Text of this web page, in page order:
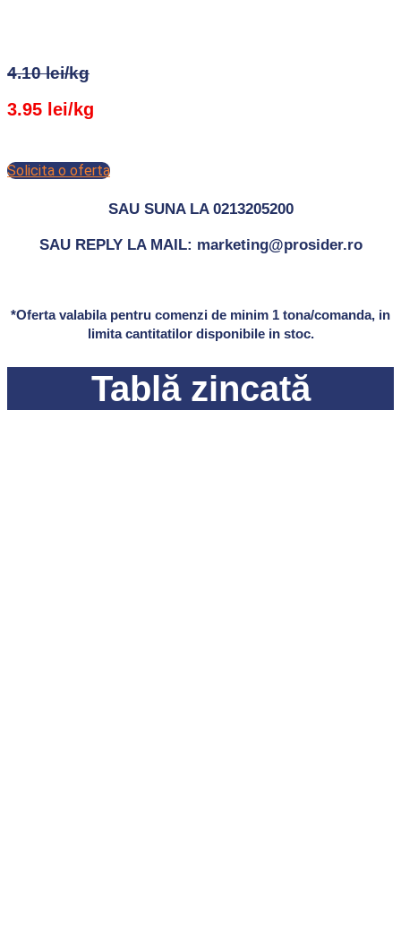
4.10 lei/kg
3.95 lei/kg
Solicita o oferta
SAU SUNA LA 0213205200
SAU REPLY LA MAIL: marketing@prosider.ro
*Oferta valabila pentru comenzi de minim 1 tona/comanda, in
limita cantitatilor disponibile in stoc.
Tablă zincată